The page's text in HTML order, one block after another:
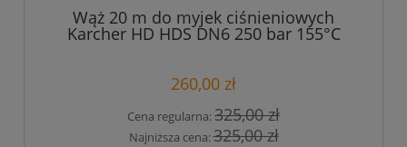
Wąż 20 m do myjek ciśnieniowych
Karcher HD HDS DN6 250 bar 155°C
260,00 zł
Cena regularna:325,00 zł
Najniższa cena:325,00 zł